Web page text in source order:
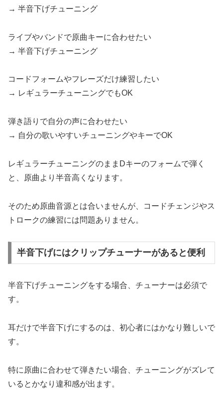
→ 半音下げチューニング
ライブやバンドで原曲キーに合わせたい
→ 半音下げチューニング
コードフォームやフレーズだけ練習したい
→ レギュラーチューニングでもOK
弾き語りで自分の声に合わせたい
→ 自分の歌いやすいチューニングやキーでOK
レギュラーチューニングのままDキーのフォームで弾く
と、原曲より半音高くなります。
そのため原曲音源とは合いませんが、コードチェンジやス
トロークの練習には問題ありません。
半音下げにはクリップチューナーがあると便利
半音下げチューニングをする場合、チューナーは必須で
す。
耳だけで半音下げにするのは、初心者にはかなり難しいで
す。
特に原曲に合わせて弾きたい場合、チューニングがズレて
いるとかなり違和感が出ます。